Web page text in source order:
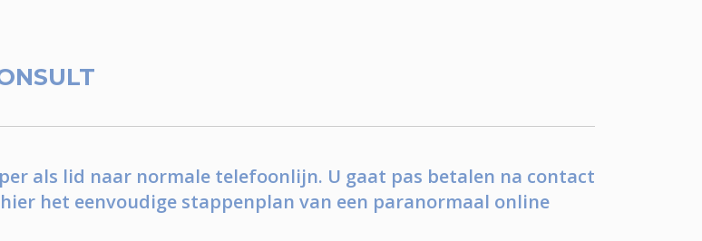
als lid naar normale telefoonlijn. U gaat pas betalen na contact
het eenvoudige stappenplan van een paranormaal online